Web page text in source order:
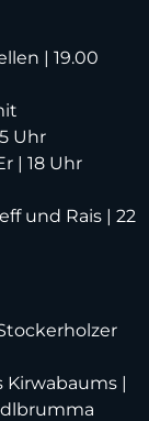
| 19.00
Uhr
| 18 Uhr
und Rais | 22
Kirwabaums |